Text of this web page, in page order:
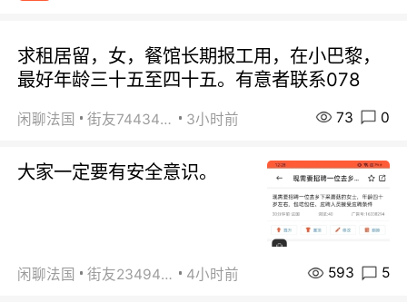
求租居留，女，餐馆长期报工用，在小巴黎，
最好年龄三十五至四十五。有意者联系078
闲聊法国 街友74434350 3小时前 73 0
大家一定要有安全意识。
闲聊法国 街友23494008 4小时前 593 5